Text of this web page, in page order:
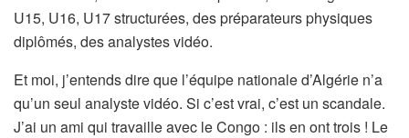
U15, U16, U17 structurées, des préparateurs physiques
diplômés, des analystes vidéo.
Et moi, j’entends dire que l’équipe nationale d’Algérie n’a
qu’un seul analyste vidéo. Si c’est vrai, c’est un scandale.
J’ai un ami qui travaille avec le Congo : ils en ont trois ! Le